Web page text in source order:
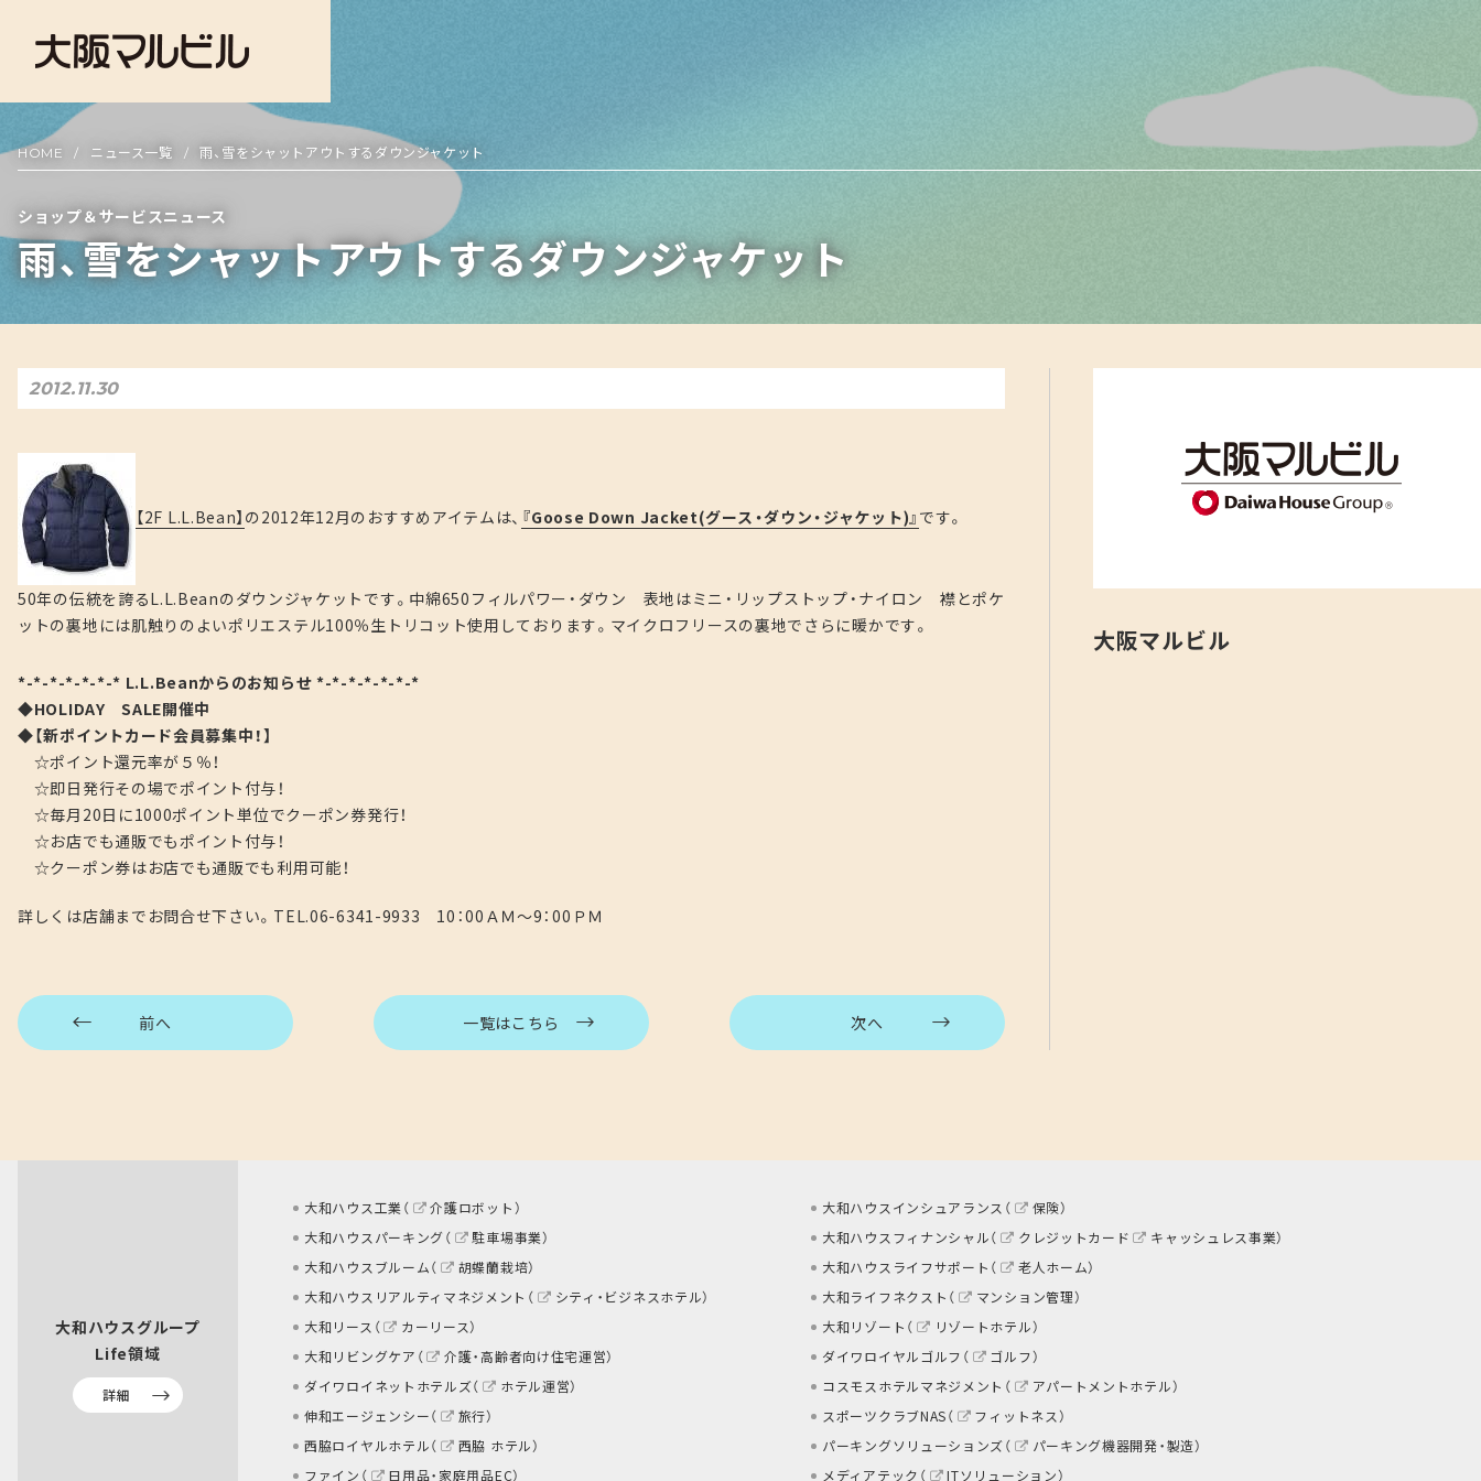
HOME ニュース一覧 雨、雪をシャットアウトするダウンジャケット
ショップ＆サービスニュース
雨、雪をシャットアウトするダウンジャケット
2012.11.30
【2F L.L.Bean】 の2012年12月のおすすめアイテムは、 『Goose Down Jacket(グース・ダウン・ジャケット)』 です。
50年の伝統を誇るL.L.Beanのダウンジャケットです。中綿650フィルパワー・ダウン 表地はミニ・リップストップ・ナイロン 襟とポケ
ットの裏地には肌触りのよいポリエステル100％生トリコット使用しております。マイクロフリースの裏地でさらに暖かです。
*-*-*-*-*-*-* L.L.Beanからのお知らせ *-*-*-*-*-*-*
◆HOLIDAY SALE開催中
◆【新ポイントカード会員募集中！】
☆ポイント還元率が５％！
☆即日発行その場でポイント付与！
☆毎月20日に1000ポイント単位でクーポン券発行！
☆お店でも通販でもポイント付与！
☆クーポン券はお店でも通販でも利用可能！
詳しくは店舗までお問合せ下さい。TEL.06-6341-9933 10：00ＡＭ～9：00ＰＭ
前へ 一覧はこちら 次へ
大阪マルビル
大和ハウスグループ
Life領域
詳細
大和ハウス工業（ 介護ロボット） 大和ハウスインシュアランス（ 保険）
大和ハウスパーキング（
駐車場事業） 大和ハウスフィナンシャル（ クレジットカード キャッシュレス事業）
大和ハウスブルーム（
胡蝶蘭栽培） 大和ハウスライフサポート（ 老人ホーム）
大和ハウスリアルティマネジメント（
シティ・ビジネスホテル） 大和ライフネクスト（ マンション管理）
大和リース（
カーリース） 大和リゾート（ リゾートホテル）
大和リビングケア（
介護・高齢者向け住宅運営） ダイワロイヤルゴルフ（ ゴルフ）
ダイワロイネットホテルズ（
ホテル運営） コスモスホテルマネジメント（ アパートメントホテル）
伸和エージェンシー（
旅行） スポーツクラブNAS（ フィットネス）
西脇ロイヤルホテル（
西脇 ホテル） パーキングソリューションズ（ パーキング機器開発・製造）
ファイン（
日用品・家庭用品EC） メディアテック（ ITソリューション）